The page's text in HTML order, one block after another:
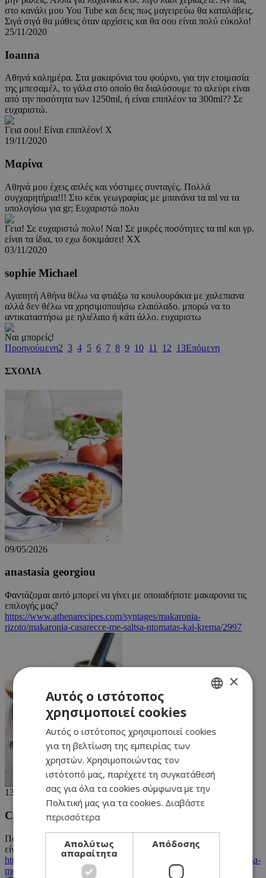
στο κανάλι μου You Tube και δεις πως μαγειρεύω θα καταλάβεις.
Σιγά σιγά θα μάθεις όταν αρχίσεις και θα σου είναι πολύ εύκολο!
25/11/2020
Ioanna
Αθηνά καλημέρα. Στα μακαρόνια του φούρνο, για την ετοιμασία
της μπεσαμέλ, το γάλα στο οποίο θα διαλύσουμε το αλεύρι είναι
από την ποσότητα των 1250ml, ή είναι επιπλέον τα 300ml?? Σε
ευχαριστώ.
Γεια σου! Είναι επιπλέον! Χ
19/11/2020
Μαρίνα
Αθηνά μου έχεις απλές και νόστιμες συνταγές. Πολλά
συγχαρητήρια!!! Στο κέικ γεωγραφίας με μπανάνα τα ml να τα
υπολογίσω για gr; Ευχαριστώ πολυ
Γεια! Σε ευχαριστώ πολυ! Ναι! Σε μικρές ποσότητες τα ml και γρ.
είναι τα ίδια, το εχω δοκιμάσει! ΧΧ
03/11/2020
sophie Michael
Αγαπητή Αθήνα θέλω να φτιάξω τα κουλουράκια με χαλεπιανα
αλλά δεν θέλω να χρησιμοποιήσω ελαιόλαδο. μπορώ να το
αντικαταστήσω με ηλιέλαιο ή κάτι άλλο. ευχαριστω
Ναι μπορείς!
Προηγούμενη2 3 4 5 6 7 8 9 10 11 12 13Επόμενη
ΣΧΟΛΙΑ
09/05/2026
anastasia georgiou
Φαντάζομαι αυτό μπορεί να γίνει με οποιαδήποτε μακαρονια τις
επιλογής μας?
https://www.athenarecipes.com/syntages/makaronia-
rizoto/makaronia-casarecce-me-saltsa-ntomatas-kai-krema/2997
13/02/2026
Christina Vlahou
Παρακαλώ μια διευκρίνιση στα υλικά, γράφει 100γρ. Spry . Τι
είναι αυτό?
https://www.athenarecipes.com/glyka/mpiskota-mpares/koyloyrakia-
me-glykaniso-kai-portokali/1634
ENGLISH
×
Αυτός ο ιστότοπος
χρησιμοποιεί cookies
Αυτός ο ιστότοπος χρησιμοποιεί cookies
για τη βελτίωση της εμπειρίας των
χρηστών. Χρησιμοποιώντας τον
ιστότοπό μας, παρέχετε τη συγκατάθεσή
σας για όλα τα cookies σύμφωνα με την
Πολιτική μας για τα cookies. Διαβάστε
περισσότερα
Απολύτως
απαραίτητα
Απόδοσης